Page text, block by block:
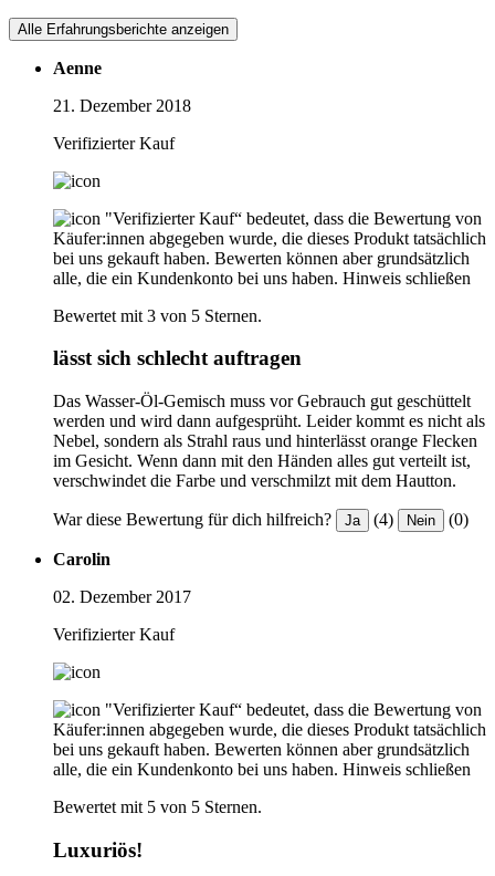
Alle Erfahrungsberichte anzeigen
Aenne
21. Dezember 2018
Verifizierter Kauf
"Verifizierter Kauf“ bedeutet, dass die Bewertung von
Käufer:innen abgegeben wurde, die dieses Produkt tatsächlich
bei uns gekauft haben. Bewerten können aber grundsätzlich
alle, die ein Kundenkonto bei uns haben. Hinweis schließen
Bewertet mit 3 von 5 Sternen.
lässt sich schlecht auftragen
Das Wasser-Öl-Gemisch muss vor Gebrauch gut geschüttelt
werden und wird dann aufgesprüht. Leider kommt es nicht als
Nebel, sondern als Strahl raus und hinterlässt orange Flecken
im Gesicht. Wenn dann mit den Händen alles gut verteilt ist,
verschwindet die Farbe und verschmilzt mit dem Hautton.
War diese Bewertung für dich hilfreich? Ja (4) Nein (0)
Carolin
02. Dezember 2017
Verifizierter Kauf
"Verifizierter Kauf“ bedeutet, dass die Bewertung von
Käufer:innen abgegeben wurde, die dieses Produkt tatsächlich
bei uns gekauft haben. Bewerten können aber grundsätzlich
alle, die ein Kundenkonto bei uns haben. Hinweis schließen
Bewertet mit 5 von 5 Sternen.
Luxuriös!